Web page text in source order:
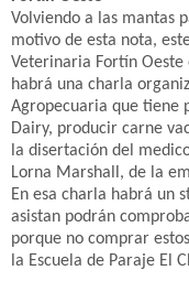
Volviendo a las mantas
motivo de esta nota,
Veterinaria Fortín Oeste
habrá una charla
Agropecuaria que tiene
Dairy, producir carne
la disertación del
Lorna Marshall, de la
En esa charla habrá un
asistan podrán
porque no comprar
la Escuela de Paraje El